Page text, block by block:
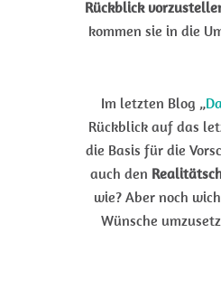
Rückblick
kommen sie in die
Im letzten Blog „
Rückblick auf das
die Basis für die
auch den
wie? Aber noch
Wünsche